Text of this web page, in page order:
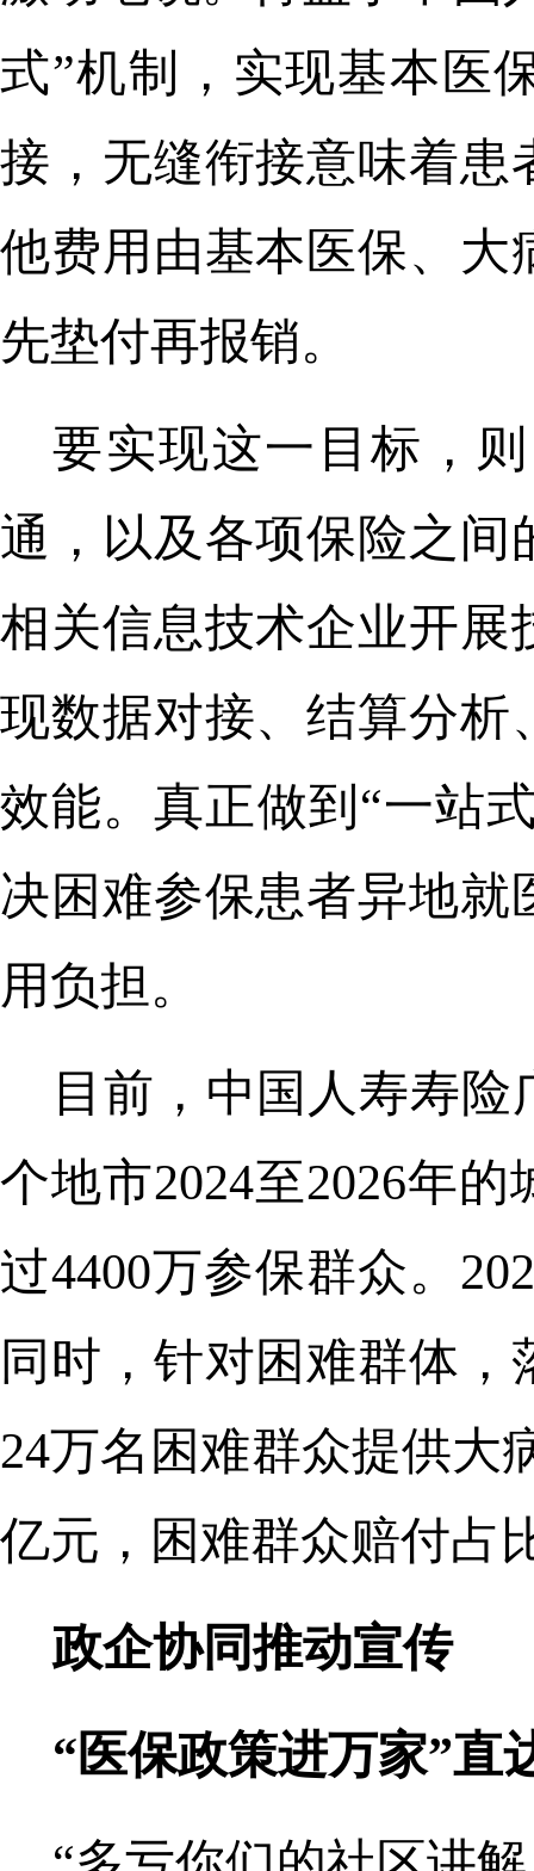
式”机制，实现基本医
接，无缝衔接意味着患
他费用由基本医保、大
先垫付再报销。
要实现这一目标，
通，以及各项保险之
相关信息技术企业开展
现数据对接、结算分析
效能。真正做到“一站
决困难参保患者异地
用负担。
目前，中国人寿寿
个地市2024至2026年
过4400万参保群众。
同时，针对困难群体
24万名困难群众提供大
亿元，困难群众赔付占
政企协同推动宣传
“医保政策进万家”直